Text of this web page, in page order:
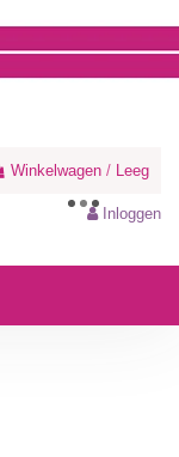
Winkelwagen / Leeg
Inloggen